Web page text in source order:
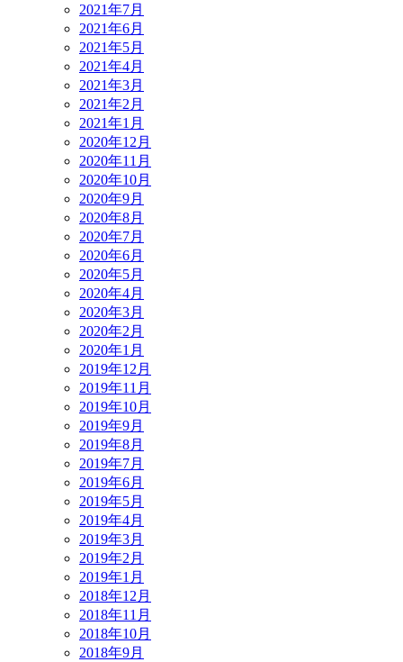
2021年7月
2021年6月
2021年5月
2021年4月
2021年3月
2021年2月
2021年1月
2020年12月
2020年11月
2020年10月
2020年9月
2020年8月
2020年7月
2020年6月
2020年5月
2020年4月
2020年3月
2020年2月
2020年1月
2019年12月
2019年11月
2019年10月
2019年9月
2019年8月
2019年7月
2019年6月
2019年5月
2019年4月
2019年3月
2019年2月
2019年1月
2018年12月
2018年11月
2018年10月
2018年9月